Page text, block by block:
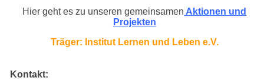
Hier geht es zu unseren gemeinsamen Aktionen und
Projekten
Träger: Institut Lernen und Leben e.V.
Kontakt: